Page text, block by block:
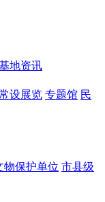
地资讯
设展览 专题馆 民
物保护单位 市县级